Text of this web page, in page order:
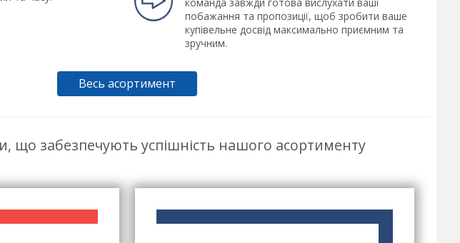
команда завжди готова вислухати ваші
побажання та пропозиції, щоб зробити ваше
купівельне досвід максимально приємним та
зручним.
Весь асортимент
що забезпечують успішність нашого асортименту